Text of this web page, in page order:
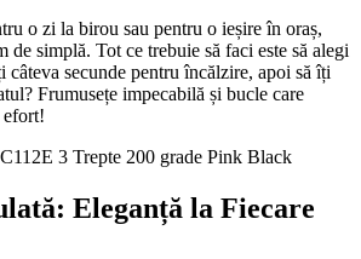
o zi la birou sau pentru o ieșire în oraș,
de simplă. Tot ce trebuie să faci este să alegi
câteva secunde pentru încălzire, apoi să îți
Frumusețe impecabilă și bucle care
efort!
Eleganță la Fiecare